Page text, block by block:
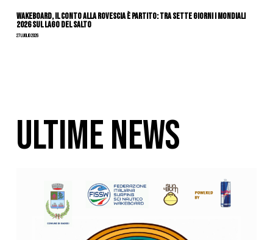
Wakeboard, il conto alla rovescia è partito: tra sette giorni i Mondiali
2026 sul Lago del Salto
27 Luglio 2026
ULTIME NEWS